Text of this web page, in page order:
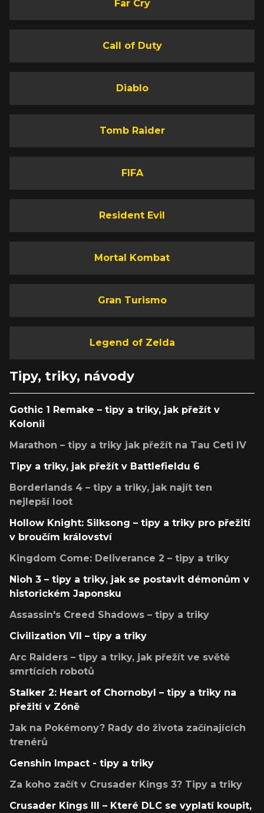
Far Cry
Call of Duty
Diablo
Tomb Raider
FIFA
Resident Evil
Mortal Kombat
Gran Turismo
Legend of Zelda
Tipy, triky, návody
Gothic 1 Remake – tipy a triky, jak přežít v
Kolonii
Marathon – tipy a triky jak přežít na Tau Ceti IV
Tipy a triky, jak přežít v Battlefieldu 6
Borderlands 4 – tipy a triky, jak najít ten
nejlepší loot
Hollow Knight: Silksong – tipy a triky pro přežití
v broučím království
Kingdom Come: Deliverance 2 – tipy a triky
Nioh 3 – tipy a triky, jak se postavit démonům v
historickém Japonsku
Assassin's Creed Shadows – tipy a triky
Civilization VII – tipy a triky
Arc Raiders – tipy a triky, jak přežít ve světě
smrtících robotů
Stalker 2: Heart of Chornobyl – tipy a triky na
přežití v Zóně
Jak na Pokémony? Rady do života začínajících
trenérů
Genshin Impact - tipy a triky
Za koho začít v Crusader Kings 3? Tipy a triky
Crusader Kings III – Které DLC se vyplatí koupit,